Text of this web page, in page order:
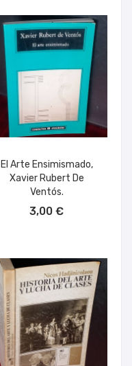
El Arte Ensimismado,
Xavier Rubert De
Ventós.
3,00 €